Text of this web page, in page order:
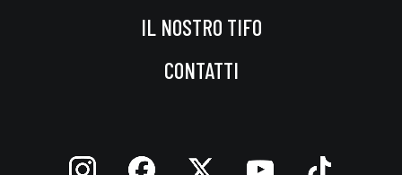
IL NOSTRO TIFO
CONTATTI